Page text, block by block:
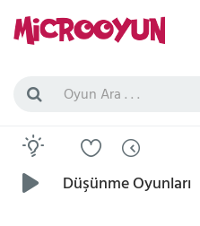
Düşünme Oyunları